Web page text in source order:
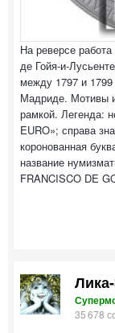
На реверсе
де Гойя-и-
между 1797 и
Мадриде. Мотивы
рамкой. Легенда:
EURO»; справа
коронованная
название
FRANCISCO DE
35 678